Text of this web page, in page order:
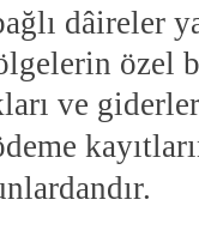
dâireler
özel
ve